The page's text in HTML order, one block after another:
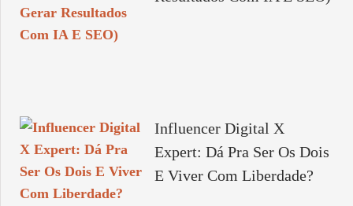
Influencer Digital X
Expert: Dá Pra Ser Os Dois
E Viver Com Liberdade?